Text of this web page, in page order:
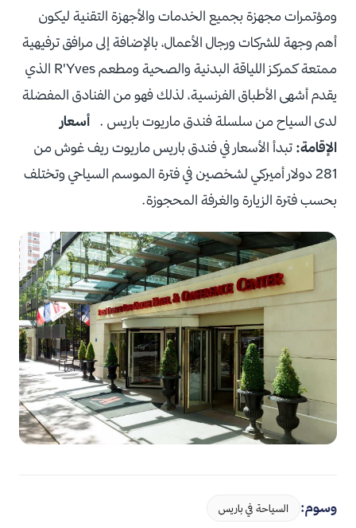
ومؤتمرات مجهزة بجميع الخدمات والأجهزة التقنية ليكون
أهم وجهة للشركات ورجال الأعمال، بالإضافة إلى مرافق ترفيهية
ممتعة كمركز اللياقة البدنية والصحية ومطعم R'Yves الذي
يقدم أشهى الأطباق الفرنسية، لذلك فهو من الفنادق المفضلة
لدى السياح من سلسلة فندق ماريوت باريس . أسعار
الإقامة: تبدأ الأسعار في فندق باريس ماريوت ريف غوش من
281 دولار أميركي لشخصين في فترة الموسم السياحي وتختلف
بحسب فترة الزيارة والغرفة المحجوزة.
وسوم: السياحة في باريس